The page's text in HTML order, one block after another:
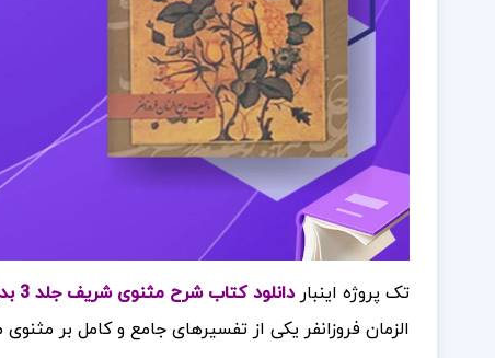
تک پروژه اینبار دانلود کتاب شرح مثنوی شریف جلد 3 بدیع الزمان فروزانفر
الزمان فروزانفر یکی از تفسیرهای جامع و کامل بر